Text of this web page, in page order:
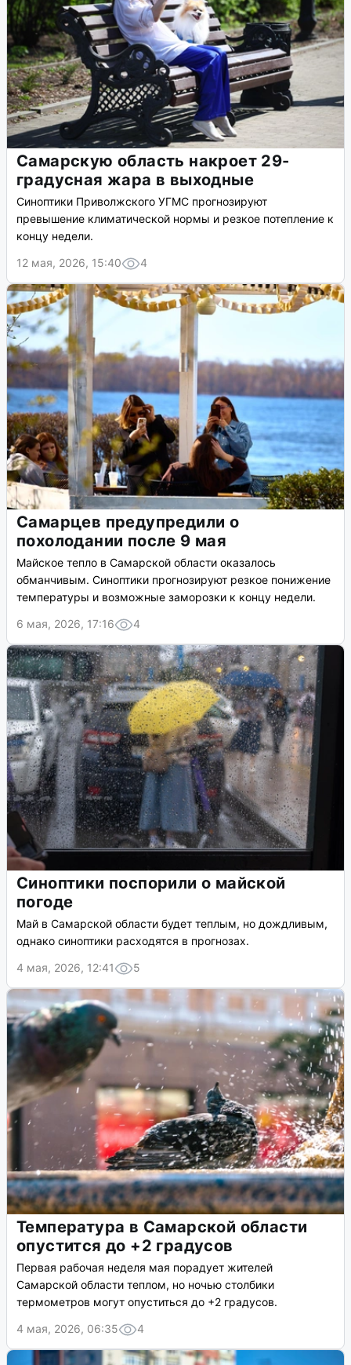
Самарскую область накроет 29-
градусная жара в выходные
Синоптики Приволжского УГМС прогнозируют
превышение климатической нормы и резкое потепление к
концу недели.
12 мая, 2026, 15:40
4
Самарцев предупредили о
похолодании после 9 мая
Майское тепло в Самарской области оказалось
обманчивым. Синоптики прогнозируют резкое понижение
температуры и возможные заморозки к концу недели.
6 мая, 2026, 17:16
4
Синоптики поспорили о майской
погоде
Май в Самарской области будет теплым, но дождливым,
однако синоптики расходятся в прогнозах.
4 мая, 2026, 12:41
5
Температура в Самарской области
опустится до +2 градусов
Первая рабочая неделя мая порадует жителей
Самарской области теплом, но ночью столбики
термометров могут опуститься до +2 градусов.
4 мая, 2026, 06:35
4